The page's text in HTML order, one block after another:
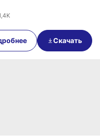
Скачать